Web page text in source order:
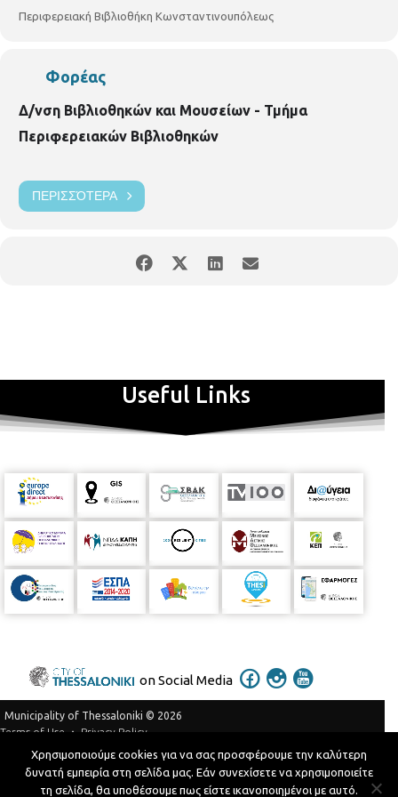
Περιφερειακή Βιβλιοθήκη Κωνσταντινουπόλεως
Φορέας
Δ/νση Βιβλιοθηκών και Μουσείων - Τμήμα
Περιφερειακών Βιβλιοθηκών
ΠΕΡΙΣΣΌΤΕΡΑ
Useful Links
on Social Media
Municipality of Thessaloniki © 2026
Terms of Use
Privacy Policy
Telephone Catalog
Developed byMyCompany Projects
Χρησιμοποιούμε cookies για να σας προσφέρουμε την καλύτερη
δυνατή εμπειρία στη σελίδα μας. Εάν συνεχίσετε να χρησιμοποιείτε
τη σελίδα, θα υποθέσουμε πως είστε ικανοποιημένοι με αυτό.